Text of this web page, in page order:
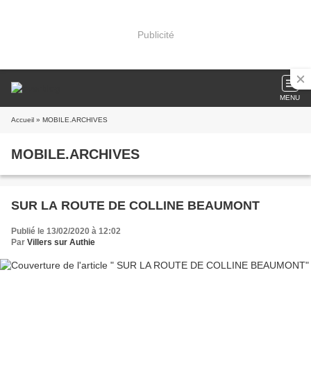
Publicité
MENU
Accueil » MOBILE.ARCHIVES
MOBILE.ARCHIVES
SUR LA ROUTE DE COLLINE BEAUMONT
Publié le 13/02/2020 à 12:02
Par Villers sur Authie